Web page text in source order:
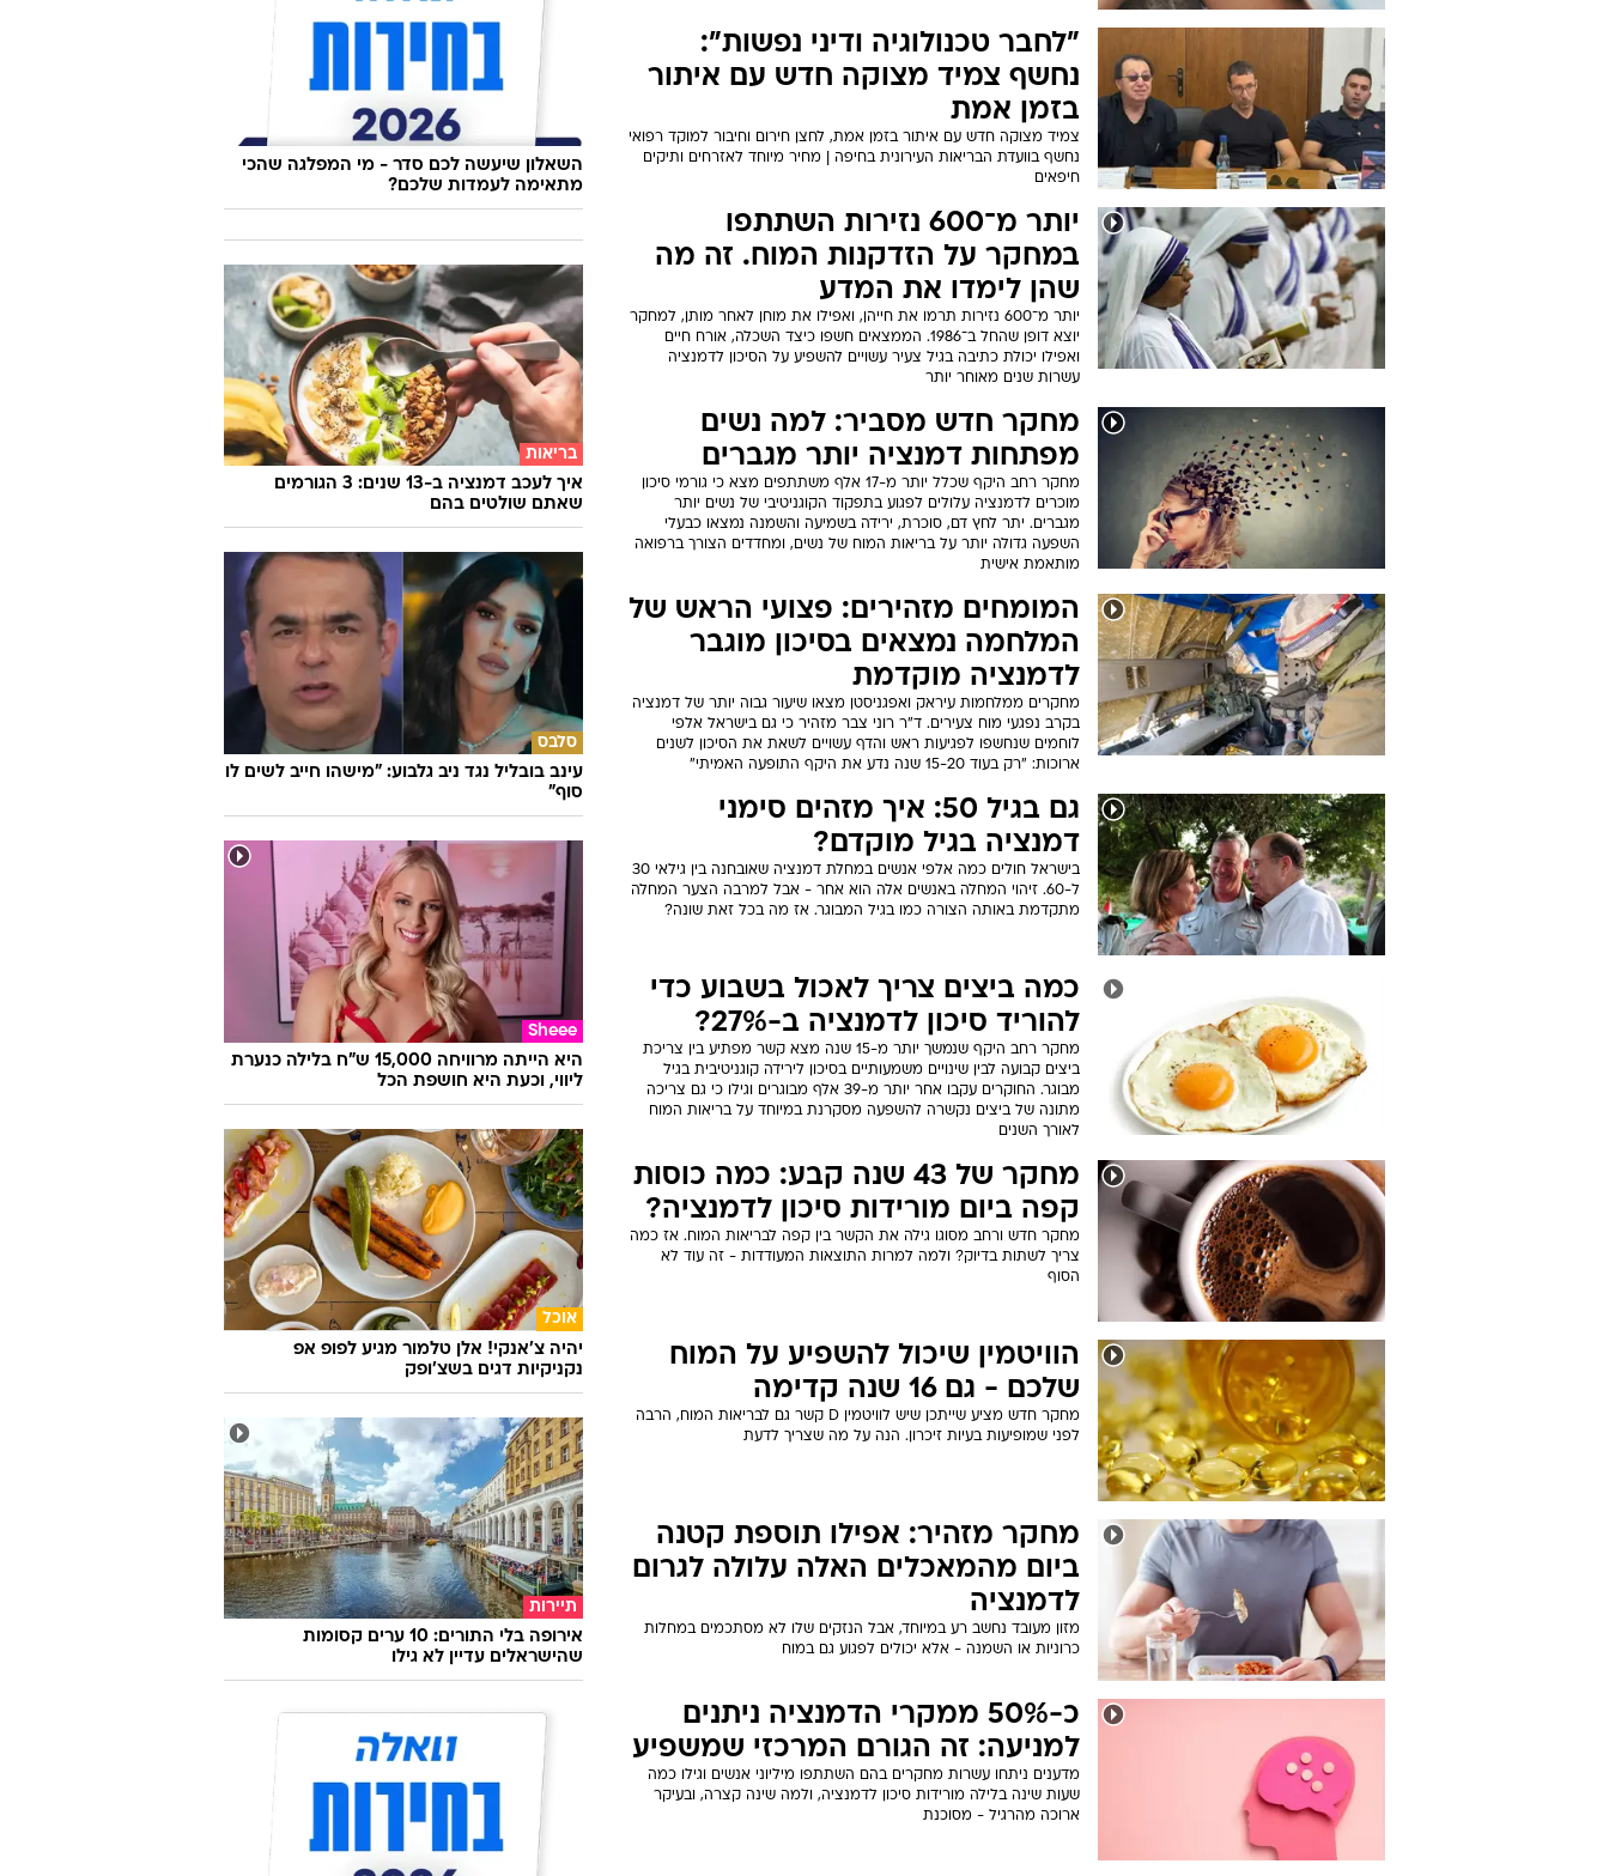
"לחבר טכנולוגיה ודיני נפשות":
נחשף צמיד מצוקה חדש עם איתור
בזמן אמת
צמיד מצוקה חדש עם איתור בזמן אמת, לחצן חירום וחיבור למוקד רפואי
נחשף בוועדת הבריאות העירונית בחיפה | מחיר מיוחד לאזרחים ותיקים
חיפאים
יותר מ־600 נזירות השתתפו
במחקר על הזדקנות המוח. זה מה
שהן לימדו את המדע
יותר מ־600 נזירות תרמו את חייהן, ואפילו את מוחן לאחר מותן, למחקר
יוצא דופן שהחל ב־1986. הממצאים חשפו כיצד השכלה, אורח חיים
ואפילו יכולת כתיבה בגיל צעיר עשויים להשפיע על הסיכון לדמנציה
עשרות שנים מאוחר יותר
מחקר חדש מסביר: למה נשים
מפתחות דמנציה יותר מגברים
מחקר רחב היקף שכלל יותר מ-17 אלף משתתפים מצא כי גורמי סיכון
מוכרים לדמנציה עלולים לפגוע בתפקוד הקוגניטיבי של נשים יותר
מגברים. יתר לחץ דם, סוכרת, ירידה בשמיעה והשמנה נמצאו כבעלי
השפעה גדולה יותר על בריאות המוח של נשים, ומחדדים הצורך ברפואה
מותאמת אישית
המומחים מזהירים: פצועי הראש של
המלחמה נמצאים בסיכון מוגבר
לדמנציה מוקדמת
מחקרים ממלחמות עיראק ואפגניסטן מצאו שיעור גבוה יותר של דמנציה
בקרב נפגעי מוח צעירים. ד"ר רוני צבר מזהיר כי גם בישראל אלפי
לוחמים שנחשפו לפגיעות ראש והדף עשויים לשאת את הסיכון לשנים
ארוכות: "רק בעוד 15-20 שנה נדע את היקף התופעה האמיתי"
גם בגיל 50: איך מזהים סימני
דמנציה בגיל מוקדם?
בישראל חולים כמה אלפי אנשים במחלת דמנציה שאובחנה בין גילאי 30
ל-60. זיהוי המחלה באנשים אלה הוא אחר - אבל למרבה הצער המחלה
מתקדמת באותה הצורה כמו בגיל המבוגר. אז מה בכל זאת שונה?
כמה ביצים צריך לאכול בשבוע כדי
להוריד סיכון לדמנציה ב-27%?
מחקר רחב היקף שנמשך יותר מ-15 שנה מצא קשר מפתיע בין צריכת
ביצים קבועה לבין שינויים משמעותיים בסיכון לירידה קוגניטיבית בגיל
מבוגר. החוקרים עקבו אחר יותר מ-39 אלף מבוגרים וגילו כי גם צריכה
מתונה של ביצים נקשרה להשפעה מסקרנת במיוחד על בריאות המוח
לאורך השנים
מחקר של 43 שנה קבע: כמה כוסות
קפה ביום מורידות סיכון לדמנציה?
מחקר חדש ורחב מסוגו גילה את הקשר בין קפה לבריאות המוח. אז כמה
צריך לשתות בדיוק? ולמה למרות התוצאות המעודדות - זה עוד לא
הסוף
הוויטמין שיכול להשפיע על המוח
שלכם - גם 16 שנה קדימה
מחקר חדש מציע שייתכן שיש לוויטמין D קשר גם לבריאות המוח, הרבה
לפני שמופיעות בעיות זיכרון. הנה על מה שצריך לדעת
מחקר מזהיר: אפילו תוספת קטנה
ביום מהמאכלים האלה עלולה לגרום
לדמנציה
מזון מעובד נחשב רע במיוחד, אבל הנזקים שלו לא מסתכמים במחלות
כרוניות או השמנה - אלא יכולים לפגוע גם במוח
כ-50% ממקרי הדמנציה ניתנים
למניעה: זה הגורם המרכזי שמשפיע
מדענים ניתחו עשרות מחקרים בהם השתתפו מיליוני אנשים וגילו כמה
שעות שינה בלילה מורידות סיכון לדמנציה, ולמה שינה קצרה, ובעיקר
ארוכה מהרגיל - מסוכנת
השאלון שיעשה לכם סדר - מי המפלגה שהכי
מתאימה לעמדות שלכם?
בריאות
איך לעכב דמנציה ב-13 שנים: 3 הגורמים
שאתם שולטים בהם
סלבס
עינב בובליל נגד ניב גלבוע: "מישהו חייב לשים לו
סוף"
Sheee
היא הייתה מרוויחה 15,000 ש"ח בלילה כנערת
ליווי, וכעת היא חושפת הכל
אוכל
יהיה צ'אנקי! אלן טלמור מגיע לפופ אפ
נקניקיות דגים בשצ'ופק
תיירות
אירופה בלי התורים: 10 ערים קסומות
שהישראלים עדיין לא גילו